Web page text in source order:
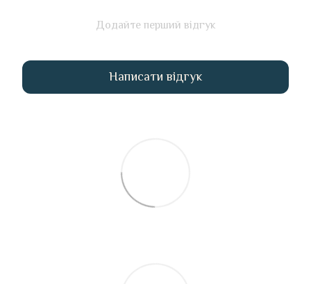
Додайте перший відгук
Написати відгук